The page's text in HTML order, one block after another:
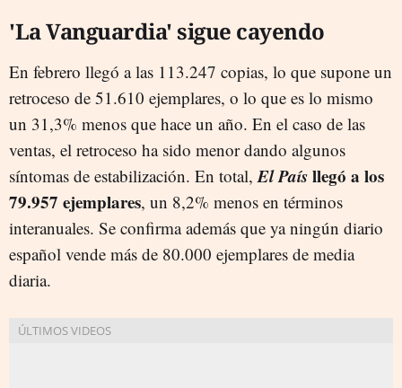
'La Vanguardia' sigue cayendo
En febrero llegó a las 113.247 copias, lo que supone un
retroceso de 51.610 ejemplares, o lo que es lo mismo
un 31,3% menos que hace un año. En el caso de las
ventas, el retroceso ha sido menor dando algunos
síntomas de estabilización. En total,El Paísllegó a los
79.957 ejemplares, un 8,2% menos en términos
interanuales. Se confirma además que ya ningún diario
español vende más de 80.000 ejemplares de media
diaria.